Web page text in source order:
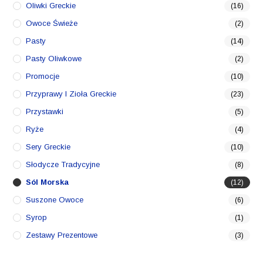
Oliwki Greckie (16)
Owoce Świeże (2)
Pasty (14)
Pasty Oliwkowe (2)
Promocje (10)
Przyprawy I Zioła Greckie (23)
Przystawki (5)
Ryże (4)
Sery Greckie (10)
Słodycze Tradycyjne (8)
Sól Morska (12)
Suszone Owoce (6)
Syrop (1)
Zestawy Prezentowe (3)